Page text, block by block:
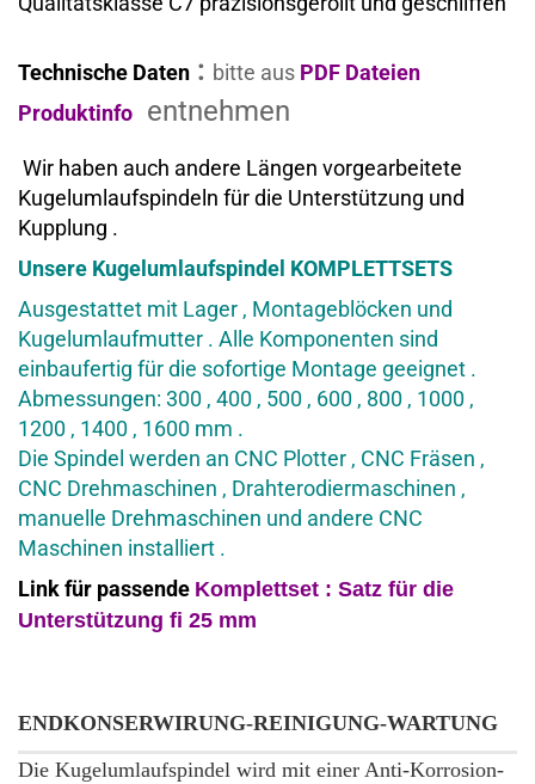
Technische Daten : bitte aus PDF Dateien
Produktinfo
entnehmen
Wir haben auch andere Längen vorgearbeitete
Kugelumlaufspindeln für die Unterstützung und
Kupplung .
Unsere Kugelumlaufspindel KOMPLETTSETS
Ausgestattet mit Lager , Montageblöcken und
Kugelumlaufmutter . Alle Komponenten sind
einbaufertig für die sofortige Montage geeignet .
Abmessungen: 300 , 400 , 500 , 600 , 800 , 1000 ,
1200 , 1400 , 1600 mm .
Die Spindel werden an CNC Plotter , CNC Fräsen ,
CNC Drehmaschinen , Drahterodiermaschinen ,
manuelle Drehmaschinen und andere CNC
Maschinen installiert .
Link für passende Komplettset : Satz für die
Unterstützung fi 25 mm
ENDKONSERWIRUNG-REINIGUNG-WARTUNG
Die Kugelumlaufspindel wird mit einer Anti-Korrosion-